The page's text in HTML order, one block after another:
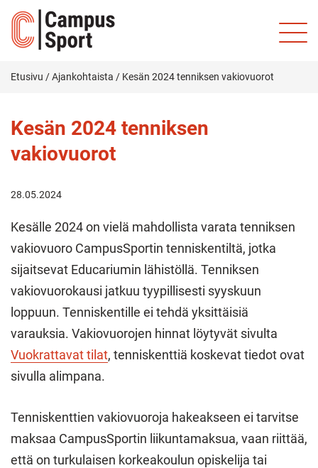
Etusivu /Ajankohtaista / Kesän 2024 tenniksen vakiovuorot
Kesän 2024 tenniksen
vakiovuorot
28.05.2024
Kesälle 2024 on vielä mahdollista varata tenniksen
vakiovuoro CampusSportin tenniskentiltä, jotka
sijaitsevat Educariumin lähistöllä. Tenniksen
vakiovuorokausi jatkuu tyypillisesti syyskuun
loppuun. Tenniskentille ei tehdä yksittäisiä
varauksia. Vakiovuorojen hinnat löytyvät sivulta
Vuokrattavat tilat, tenniskenttiä koskevat tiedot ovat
sivulla alimpana.
Tenniskenttien vakiovuoroja hakeakseen ei tarvitse
maksaa CampusSportin liikuntamaksua, vaan riittää,
että on turkulaisen korkeakoulun opiskelija tai